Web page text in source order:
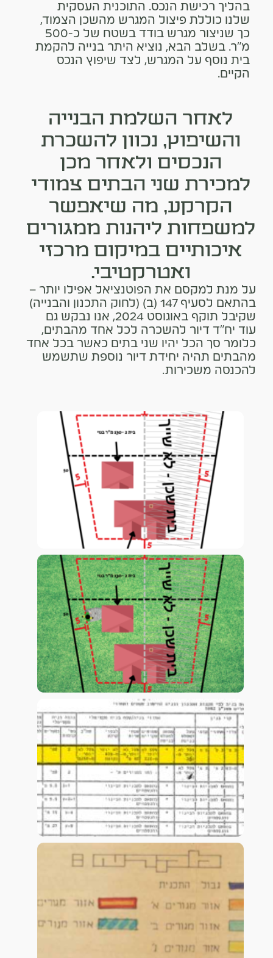
בהליך רכישת הנכס. התוכנית העסקית
שלנו כוללת פיצול המגרש מהשכן הצמוד,
כך שניצור מגרש בודד בשטח של כ-500
מ"ר. בשלב הבא, נוציא היתר בנייה להקמת
בית נוסף על המגרש, לצד שיפוץ הנכס
הקיים.
לאחר השלמת הבנייה
והשיפוץ, נכוון להשכרת
הנכסים ולאחר מכן
למכירת שני הבתים צמודי
הקרקע, מה שיאפשר
למשפחות ליהנות ממגורים
איכותיים במיקום מרכזי
ואטרקטיבי.
על מנת למקסם את הפוטנציאל אפילו יותר –
בהתאם לסעיף 147 (ב) (לחוק התכנון והבנייה)
שקיבל תוקף באוגוסט 2024, אנו נבקש גם
עוד יח"ד דיור להשכרה לכל אחד מהבתים,
כלומר סך הכל יהיו שני בתים כאשר בכל אחד
מהבתים תהיה יחידת דיור נוספת שתשמש
להכנסה משכירות.